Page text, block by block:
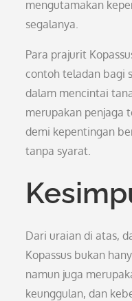
mengutamakan
segalanya.
Para prajurit
contoh teladan bagi
dalam mencintai
merupakan penjaga
demi kepentingan
tanpa syarat.
Dari uraian di atas,
Kopassus bukan
namun juga
keunggulan, dan